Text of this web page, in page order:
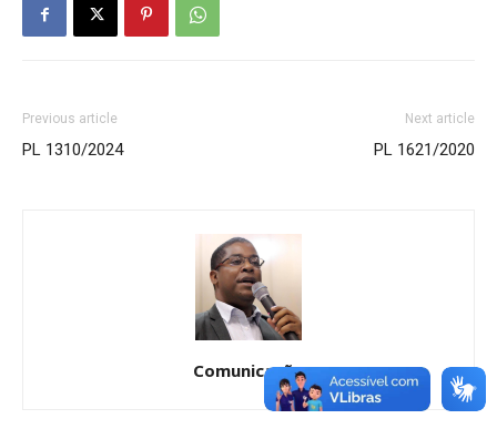
Previous article
PL 1310/2024
Next article
PL 1621/2020
Comunicação